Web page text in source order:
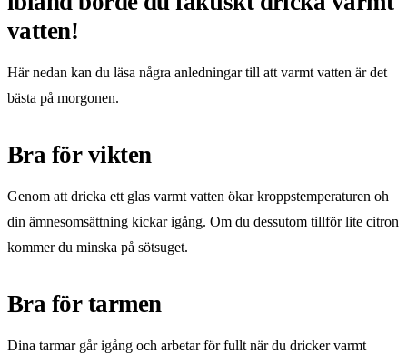
vatten!
Här nedan kan du läsa några anledningar till att varmt vatten är det
bästa på morgonen.
Bra för vikten
Genom att dricka ett glas varmt vatten ökar kroppstemperaturen oh
din ämnesomsättning kickar igång. Om du dessutom tillför lite citron
kommer du minska på sötsuget.
Bra för tarmen
Dina tarmar går igång och arbetar för fullt när du dricker varmt